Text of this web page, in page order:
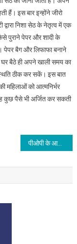
सँवारी
जा
सकती
है
तकदीर:
निशा
सेठ
हैं। इस बार इन्होंने जीरो
द्वारा निशा सेठ के नेतृत्व में एक
पुराने पेपर और शादी के
पेपर बैग और लिफाफा बनाने
घर बैठे ही अपने खाली समय का
ठीक कर सकें। इस बात
महिलाओं को आत्मनिर्भर
कुछ पैसे भी अर्जित कर सकती
पीओपी के आधार पर जून माह के अपर समाहर्ताओं की रैंकिंग में बांका प्रथम, सुपौल दूसरे और पूर्णिया तीसरे स्थान पर रहा